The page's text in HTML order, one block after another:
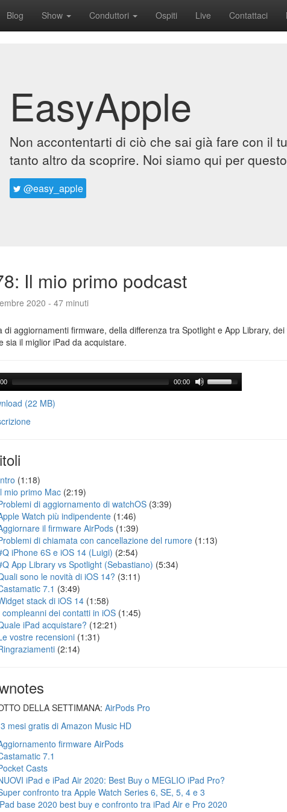
Blog Show Conduttori Ospiti Live Contattaci
EasyApple
Non accontentarti di ciò che sai già fare con il
tanto altro da scoprire. Noi siamo qui per
@easy_apple
Il mio primo podcast
2020 - 47 minuti
di aggiornamenti firmware, della differenza tra Spotlight e App Library,
sia il miglior iPad da acquistare.
00:00
(22 MB)
(1:18)
mio primo Mac (2:19)
di aggiornamento di watchOS (3:39)
Watch più indipendente (1:46)
il firmware AirPods (1:39)
di chiamata con cancellazione del rumore (1:13)
iPhone 6S e iOS 14 (Luigi) (2:54)
App Library vs Spotlight (Sebastiano) (5:34)
sono le novità di iOS 14? (3:11)
7.1 (3:49)
stack di iOS 14 (1:58)
compleanni dei contatti in iOS (1:45)
iPad acquistare? (12:21)
vostre recensioni (1:31)
(2:14)
DELLA SETTIMANA: AirPods Pro
mesi gratis di Amazon Music HD
firmware AirPods
7.1
Casts
iPad e iPad Air 2020: Best Buy o MEGLIO iPad Pro?
confronto tra Apple Watch Series 6, SE, 5, 4 e 3
base 2020 best buy e confronto tra iPad Air e Pro 2020